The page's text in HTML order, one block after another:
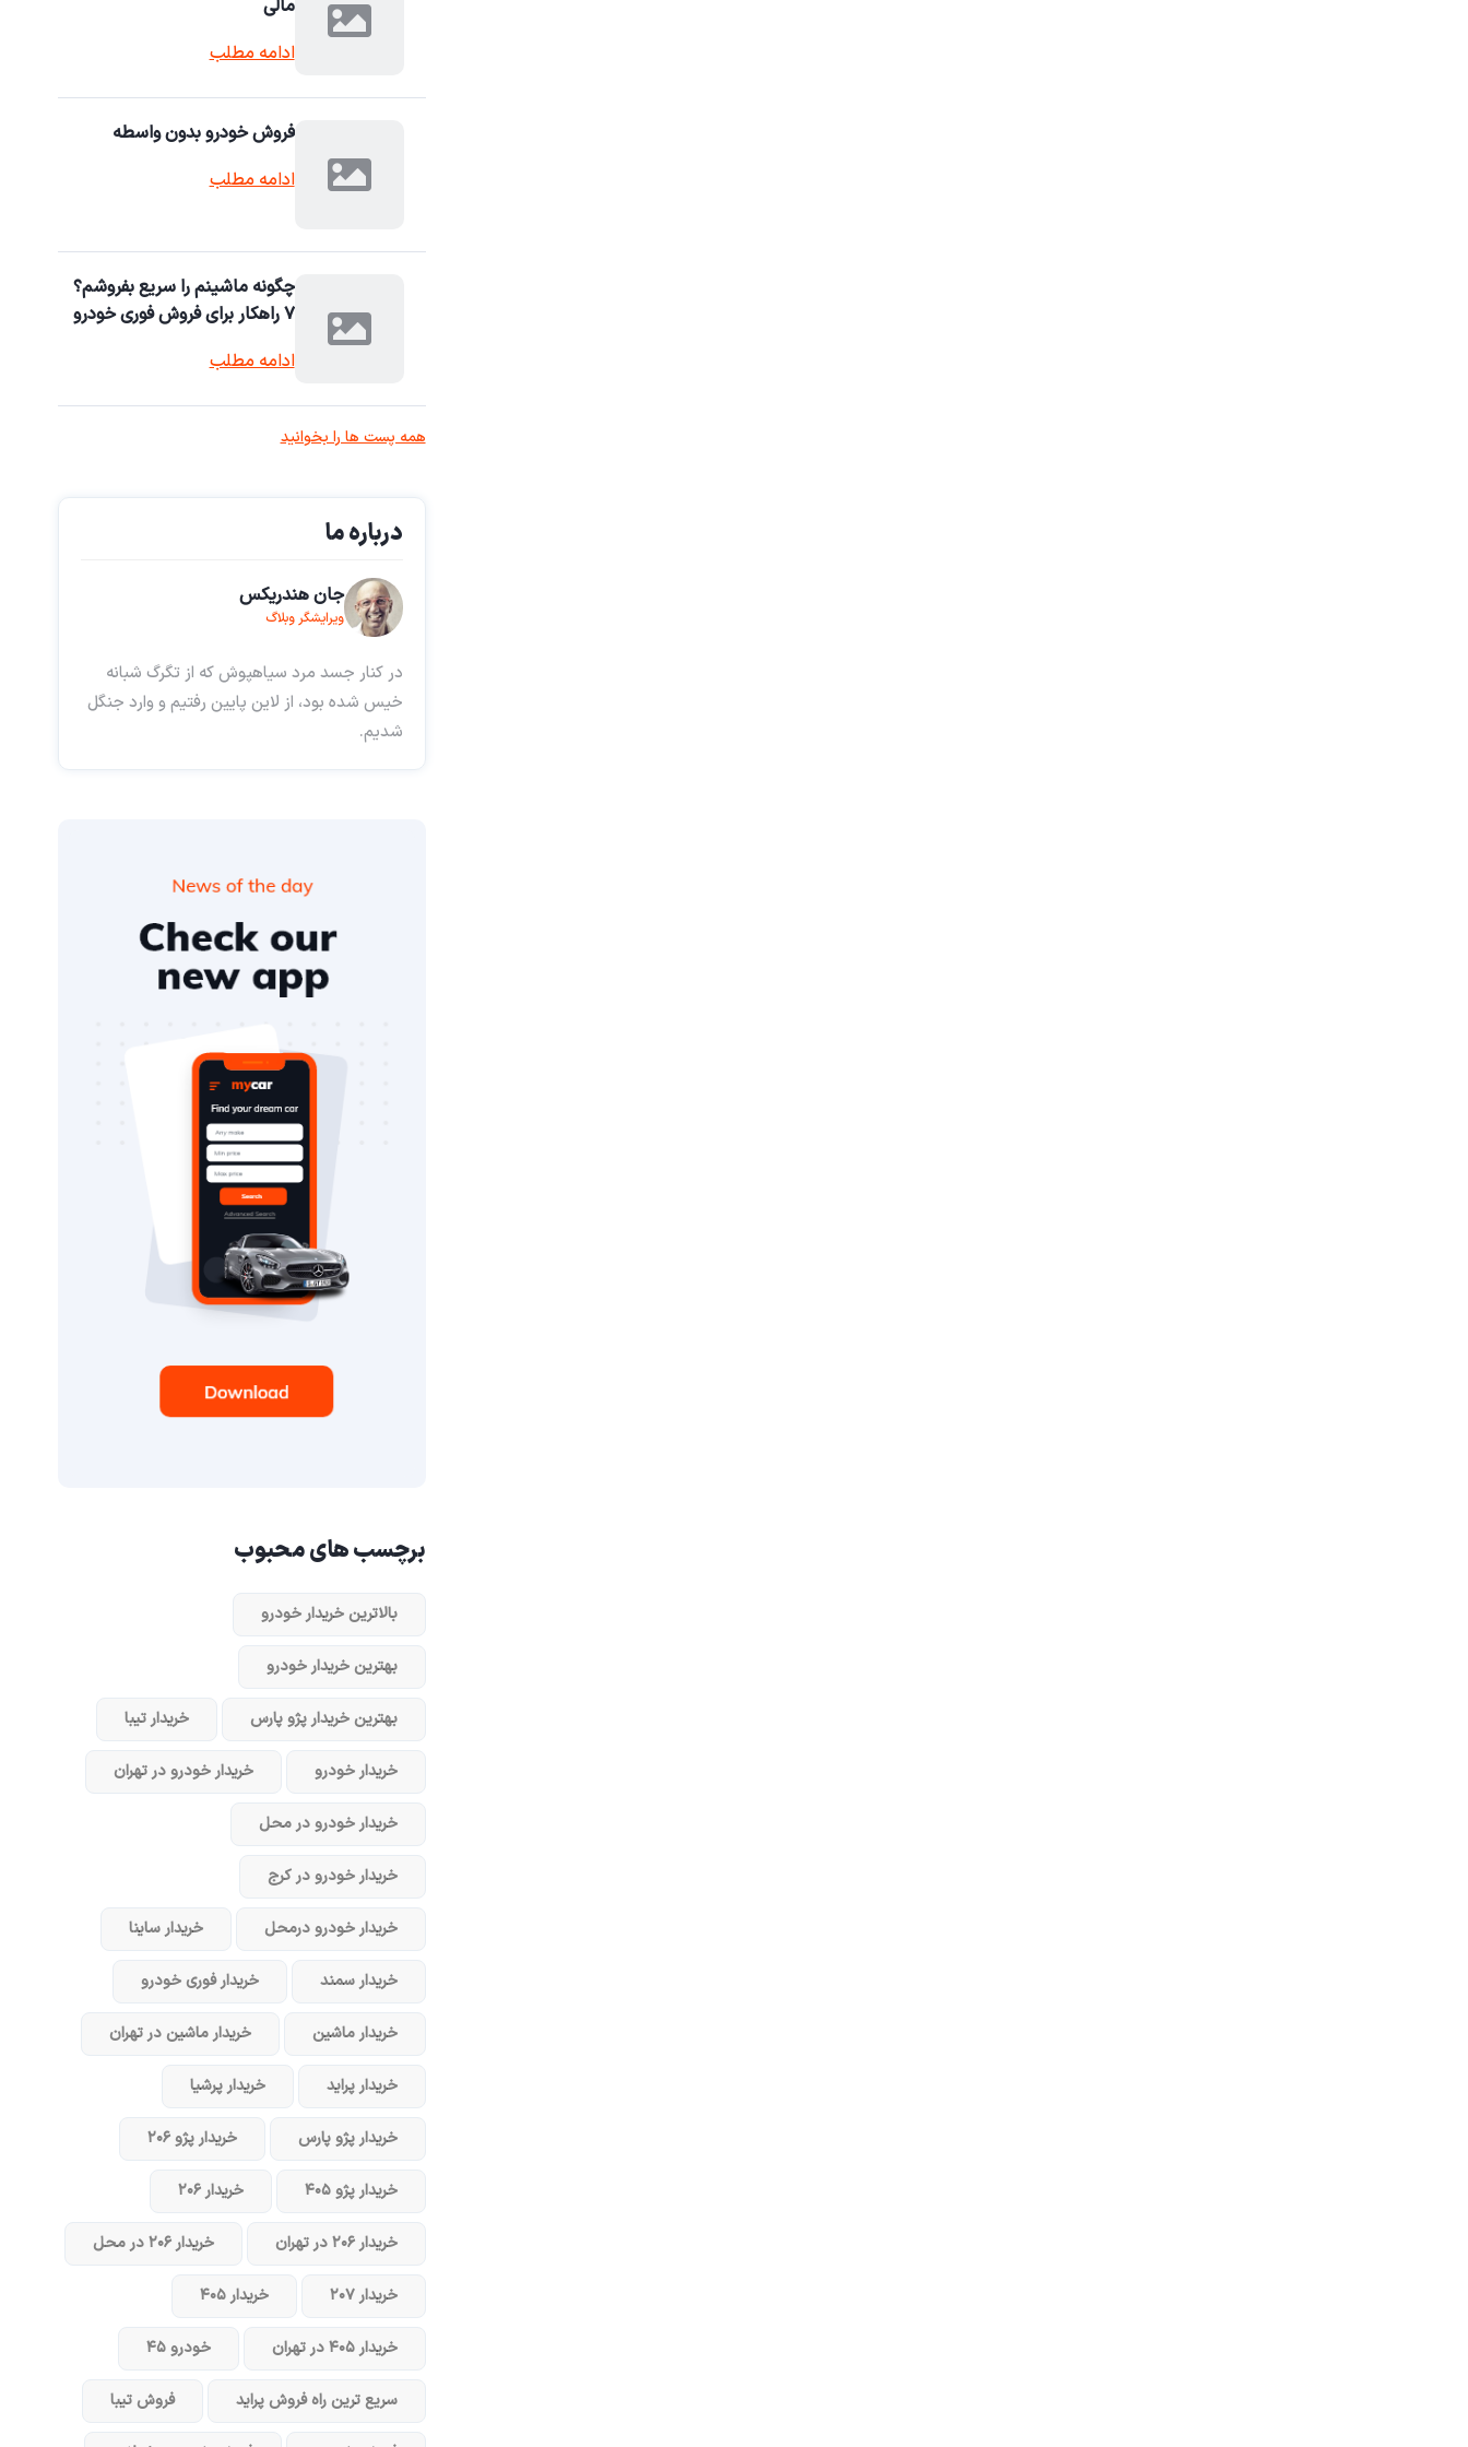
مالی
ادامه مطلب
فروش خودرو بدون واسطه
ادامه مطلب
چگونه ماشینم را سریع بفروشم؟
۷ راهکار برای فروش فوری خودرو
ادامه مطلب
همه پست ها را بخوانید
درباره ما
جان هندریکس
ویرایشگر وبلاگ
در کنار جسد مرد سیاهپوش که از تگرگ شبانه
خیس شده بود، از لاین پایین رفتیم و وارد جنگل
شدیم.
برچسب های محبوب
بالاترین خریدار خودرو
بهترین خریدار خودرو
بهترین خریدار پژو پارس خریدار تیبا
خریدار خودرو خریدار خودرو در تهران
خریدار خودرو در محل
خریدار خودرو در کرج
خریدار خودرو در‌محل خریدار ساینا
خریدار سمند خریدار فوری خودرو
خریدار ماشین خریدار ماشین در تهران
خریدار پراید خریدار پرشیا
خریدار پژو پارس خریدار پژو ۲۰۶
خریدار پژو ۴۰۵ خریدار ۲۰۶
خریدار ۲۰۶ در تهران خریدار ۲۰۶ در محل
خریدار ۲۰۷ خریدار ۴۰۵
خریدار ۴۰۵ در تهران خودرو ۴۵
سریع ترین راه فروش پراید فروش تیبا